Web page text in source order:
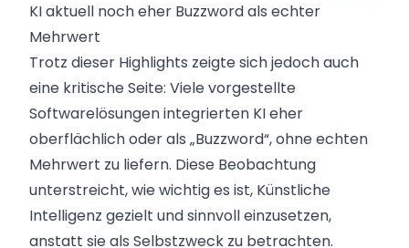
KI aktuell noch eher Buzzword als echter
Mehrwert
Trotz dieser Highlights zeigte sich jedoch auch
eine kritische Seite: Viele vorgestellte
Softwarelösungen integrierten KI eher
oberflächlich oder als „Buzzword“, ohne echten
Mehrwert zu liefern. Diese Beobachtung
unterstreicht, wie wichtig es ist, Künstliche
Intelligenz gezielt und sinnvoll einzusetzen,
anstatt sie als Selbstzweck zu betrachten.